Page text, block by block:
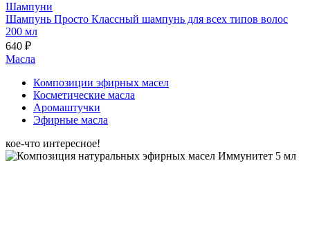
Шампуни
Шампунь Просто Классный шампунь для всех типов волос
200 мл
640 ₽
Масла
Композиции эфирных масел
Косметические масла
Аромаштучки
Эфирные масла
кое-что интересное!